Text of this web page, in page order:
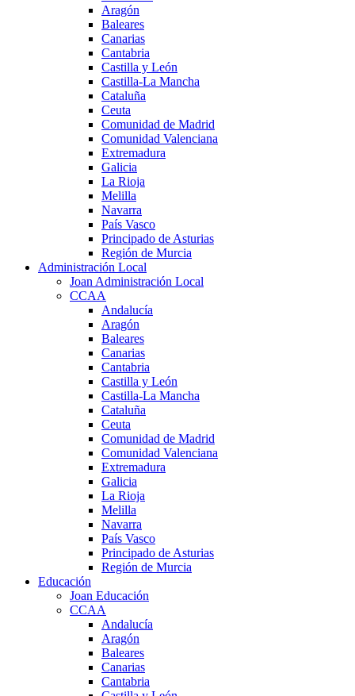
Aragón
Baleares
Canarias
Cantabria
Castilla y León
Castilla-La Mancha
Cataluña
Ceuta
Comunidad de Madrid
Comunidad Valenciana
Extremadura
Galicia
La Rioja
Melilla
Navarra
País Vasco
Principado de Asturias
Región de Murcia
Administración Local
Joan Administración Local
CCAA
Andalucía
Aragón
Baleares
Canarias
Cantabria
Castilla y León
Castilla-La Mancha
Cataluña
Ceuta
Comunidad de Madrid
Comunidad Valenciana
Extremadura
Galicia
La Rioja
Melilla
Navarra
País Vasco
Principado de Asturias
Región de Murcia
Educación
Joan Educación
CCAA
Andalucía
Aragón
Baleares
Canarias
Cantabria